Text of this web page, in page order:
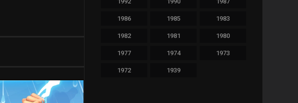
War
Western
1986 1985 1983
1982 1981 1980
1977 1974 1973
1972 1939